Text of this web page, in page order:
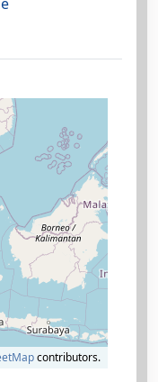
contributors.